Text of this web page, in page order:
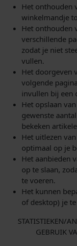
Het onthouden
winkelmandje
Het onthouden
verschillende
zodat je niet
vullen.
Het doorgeven
volgende
invullen bij een
Het opslaan
gewenste
bekeken
Het uitlezen
optimaal op je
Het aanbieden
op te slaan,
te voeren.
Het kunnen
of desktop) je
STATISTIEKEN/
GEBRUIK